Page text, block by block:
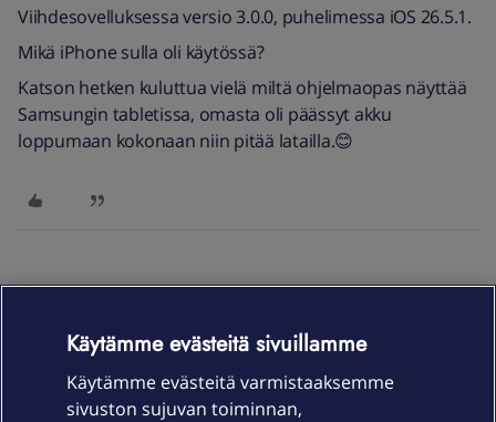
Viihdesovelluksessa versio 3.0.0, puhelimessa iOS 26.5.1.
Mikä iPhone sulla oli käytössä?
Katson hetken kuluttua vielä miltä ohjelmaopas näyttää
Samsungin tabletissa, omasta oli päässyt akku
loppumaan kokonaan niin pitää latailla.😊
Kaikesta on viimeisimmät versiot juuri asennettu.
Nuo kanavat näkyvät kyllä eri osioissa, mutta ei
ohjelmaoppaassa.
Käytämme evästeitä sivuillamme
Käytämme evästeitä varmistaaksemme
sivuston sujuvan toiminnan,